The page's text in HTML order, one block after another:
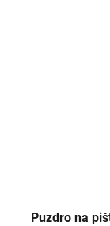
Puzdro na